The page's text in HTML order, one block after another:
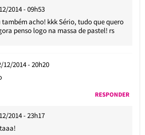
2014 - 09h53
também acho! kkk Sério, tudo que quero
penso logo na massa de pastel! rs
12/2014 - 20h20
RESPONDER
2014 - 23h17